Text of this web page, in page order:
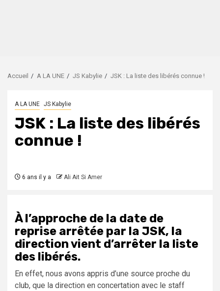
Accueil A LA UNE JS Kabylie JSK : La liste des libérés connue !
A LA UNE JS Kabylie
JSK : La liste des libérés
connue !
6 ans il y a Ali Ait Si Amer
À l’approche de la date de
reprise arrêtée par la JSK, la
direction vient d’arrêter la liste
des libérés.
En effet, nous avons appris d’une source proche du
club, que la direction en concertation avec le staff